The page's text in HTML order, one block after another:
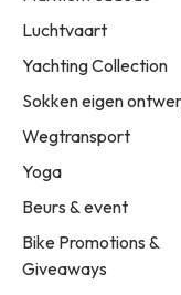
Luchtvaart
Yachting Collection
Sokken eigen
Wegtransport
Yoga
Beurs & event
Bike Promotions &
Giveaways